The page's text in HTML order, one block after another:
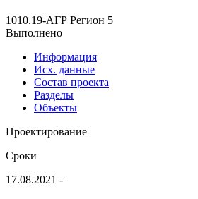
1010.19-АГР Регион 5
Выполнено
Информация
Исх. данные
Состав проекта
Разделы
Объекты
Проектирование
Сроки
17.08.2021 -